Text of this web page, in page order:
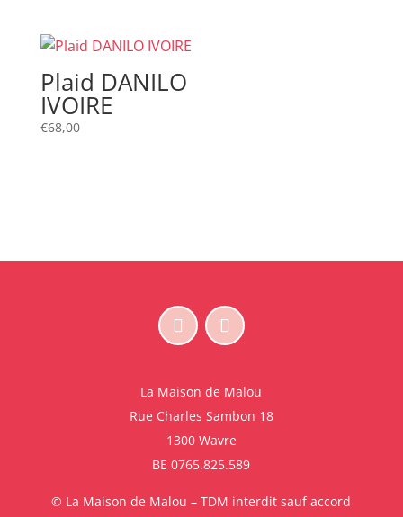
Plaid DANILO
IVOIRE
€68,00
La Maison de Malou
Rue Charles Sambon 18
1300 Wavre
BE 0765.825.589
© La Maison de Malou – TDM interdit sauf accord